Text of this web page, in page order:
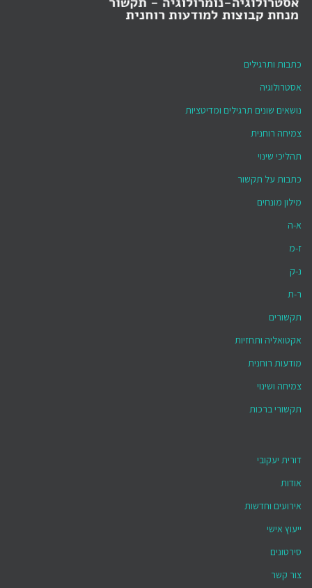
כתבות ותרגילים
אסטרולוגיה
נושאים שונים תרגילים ומדיטציות
צמיחה רוחנית
תהליכי שינוי
כתבות על תקשור
מילון מונחים
א-ה
ז-מ
נ-ק
ר-ת
תקשורים
אקטואליה ותחזיות
מודעות רוחנית
צמיחה ושינוי
תקשורי ברכות
דורית יעקובי
אודות
אירועים וחדשות
ייעוץ אישי
סירטונים
צור קשר